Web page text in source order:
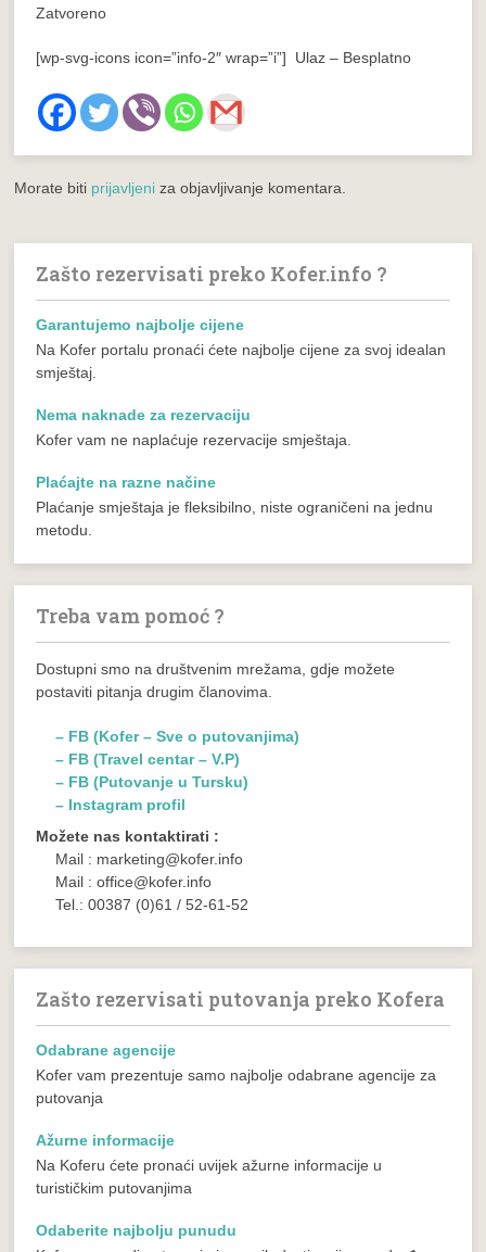
Zatvoreno
[wp-svg-icons icon=”info-2″ wrap=”i”] Ulaz – Besplatno
Morate biti prijavljeni za objavljivanje komentara.
Zašto rezervisati preko Kofer.info ?
Garantujemo najbolje cijene
Na Kofer portalu pronaći ćete najbolje cijene za svoj idealan
smještaj.
Nema naknade za rezervaciju
Kofer vam ne naplaćuje rezervacije smještaja.
Plaćajte na razne načine
Plaćanje smještaja je fleksibilno, niste ograničeni na jednu
metodu.
Treba vam pomoć ?
Dostupni smo na društvenim mrežama, gdje možete
postaviti pitanja drugim članovima.
– FB (Kofer – Sve o putovanjima)
– FB (Travel centar – V.P)
– FB (Putovanje u Tursku)
– Instagram profil
Možete nas kontaktirati :
Mail : marketing@kofer.info
Mail : office@kofer.info
Tel.: 00387 (0)61 / 52-61-52
Zašto rezervisati putovanja preko Kofera
Odabrane agencije
Kofer vam prezentuje samo najbolje odabrane agencije za
putovanja
Ažurne informacije
Na Koferu ćete pronaći uvijek ažurne informacije u
turističkim putovanjima
Odaberite najbolju punudu